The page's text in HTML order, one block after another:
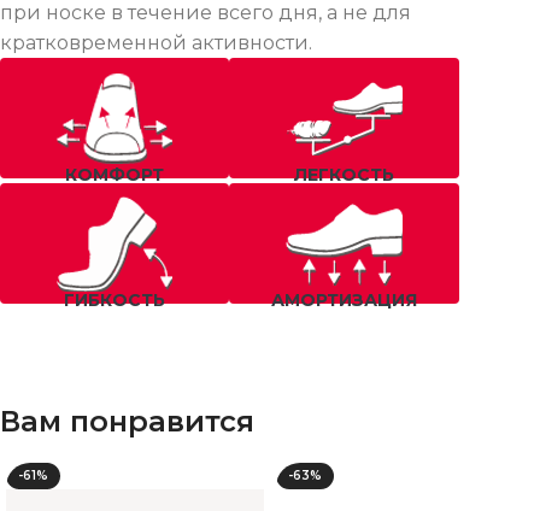
при носке в течение всего дня, а не для
кратковременной активности.
КОМФОРТ ЛЕГКОСТЬ
ГИБКОСТЬ АМОРТИЗАЦИЯ
Вам понравится
-61% -63%